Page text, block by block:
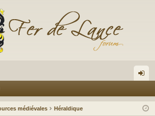
ne
médiévales Héraldique